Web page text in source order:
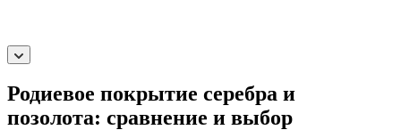
Родиевое покрытие серебра и
позолота: сравнение и выбор